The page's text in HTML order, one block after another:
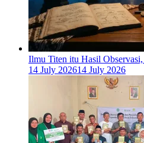
Ilmu Titen itu Hasil
14 July 202614 July 2026